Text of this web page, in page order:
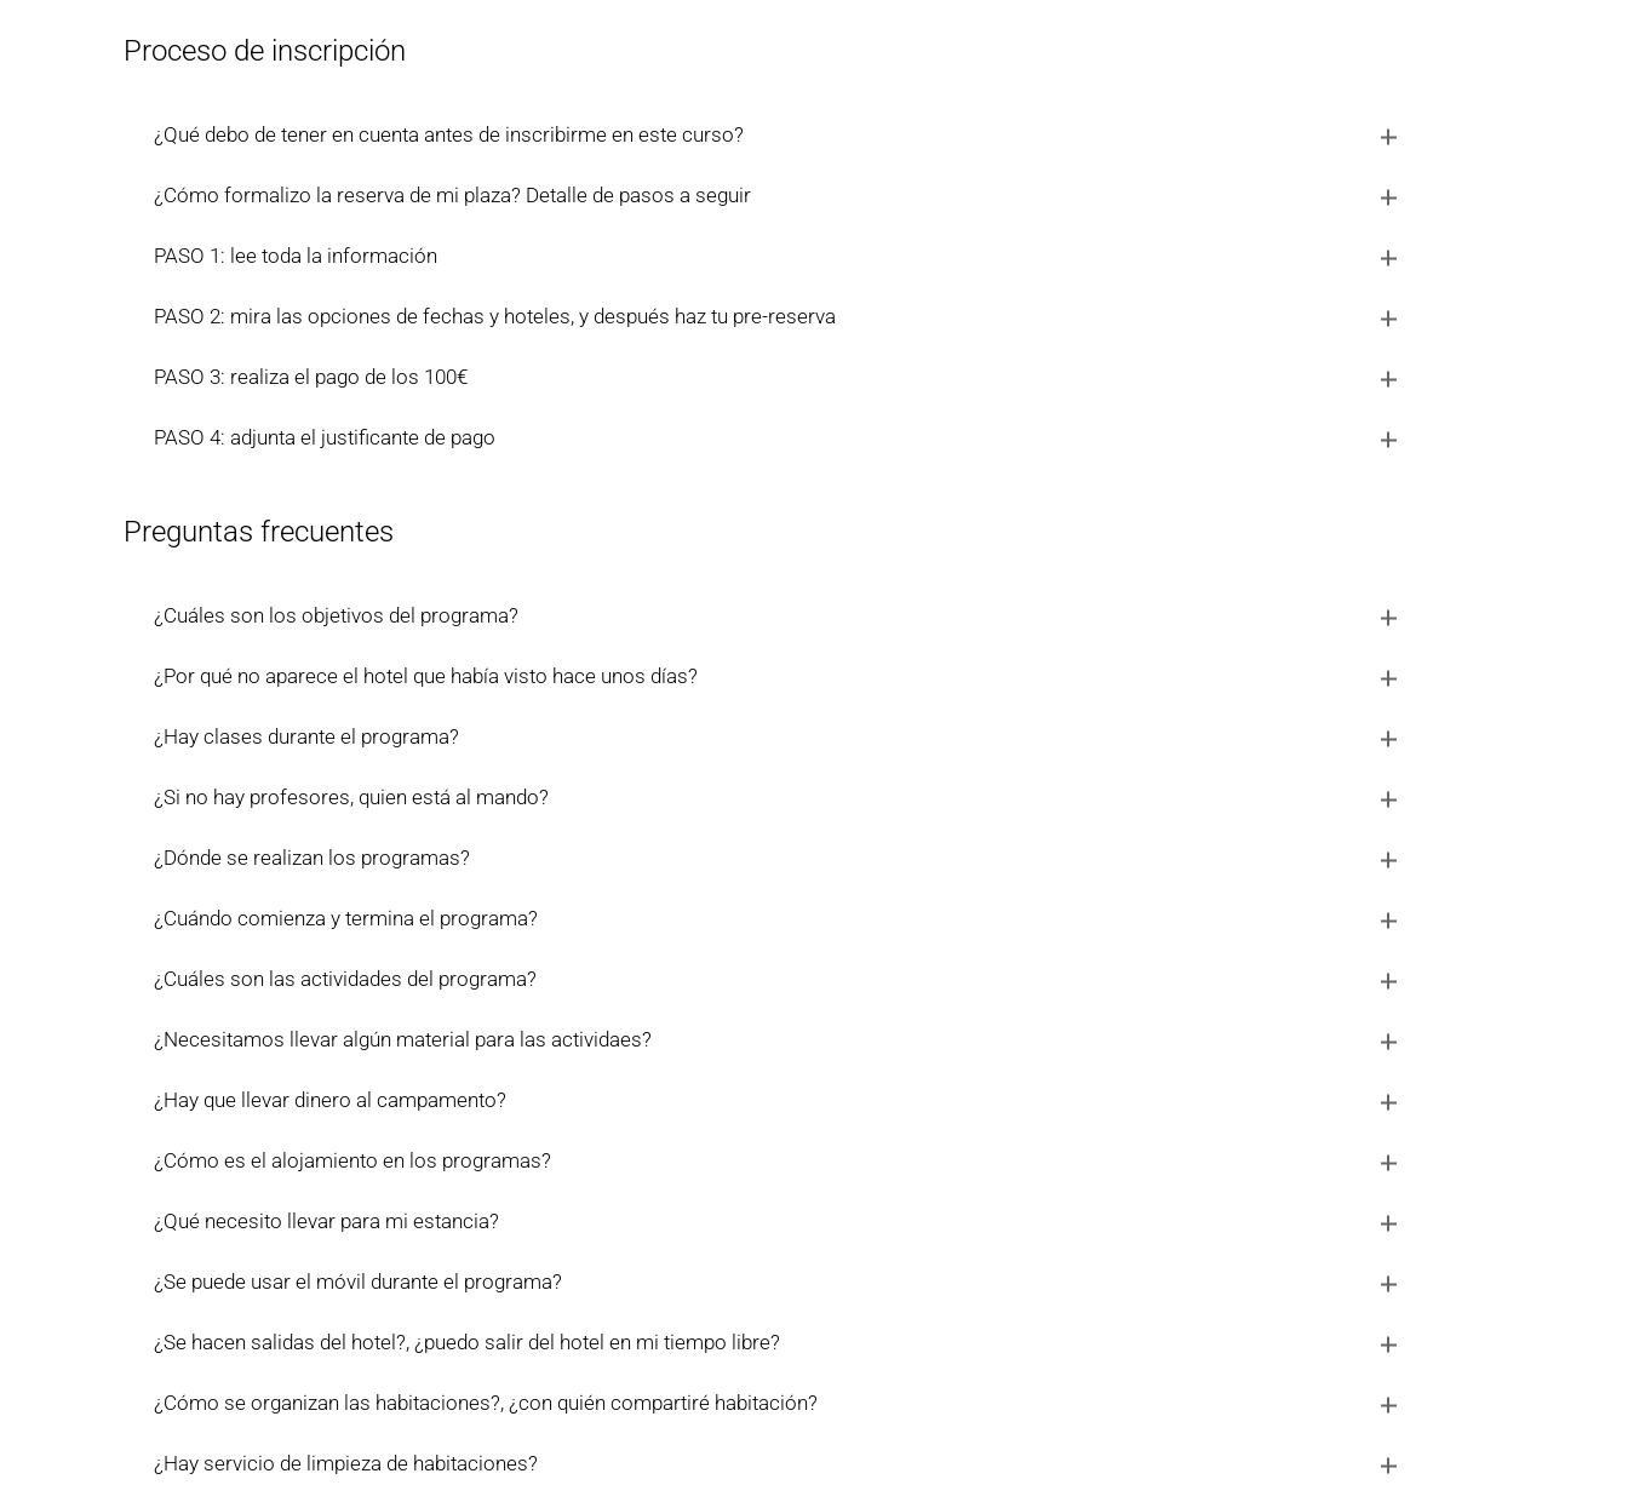
Proceso de inscripción
¿Qué debo de tener en cuenta antes de inscribirme en este curso?
¿Cómo formalizo la reserva de mi plaza? Detalle de pasos a seguir
PASO 1: lee toda la información
PASO 2: mira las opciones de fechas y hoteles, y después haz tu pre-reserva
PASO 3: realiza el pago de los 100€
PASO 4: adjunta el justificante de pago
Preguntas frecuentes
¿Cuáles son los objetivos del programa?
¿Por qué no aparece el hotel que había visto hace unos días?
¿Hay clases durante el programa?
¿Si no hay profesores, quien está al mando?
¿Dónde se realizan los programas?
¿Cuándo comienza y termina el programa?
¿Cuáles son las actividades del programa?
¿Necesitamos llevar algún material para las actividaes?
¿Hay que llevar dinero al campamento?
¿Cómo es el alojamiento en los programas?
¿Qué necesito llevar para mi estancia?
¿Se puede usar el móvil durante el programa?
¿Se hacen salidas del hotel?, ¿puedo salir del hotel en mi tiempo libre?
¿Cómo se organizan las habitaciones?, ¿con quién compartiré habitación?
¿Hay servicio de limpieza de habitaciones?